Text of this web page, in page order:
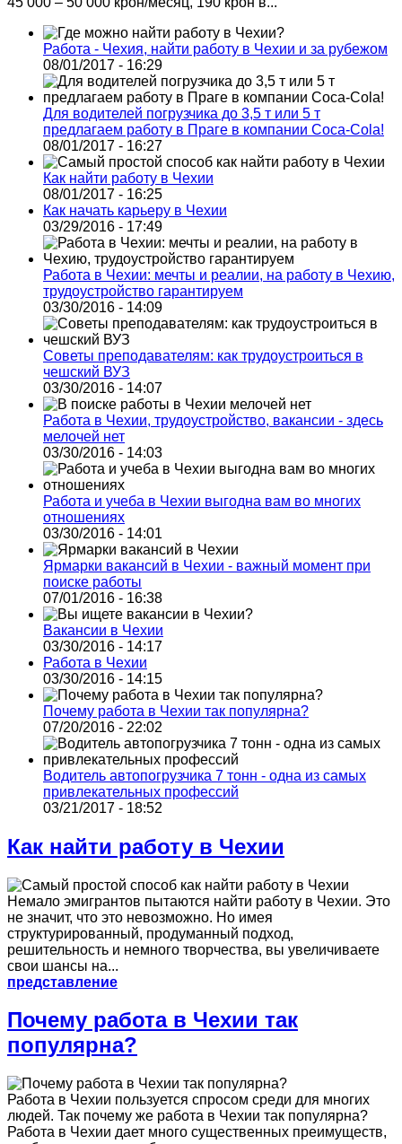
Работа - Чехия, найти работу в Чехии и за рубежом
08/01/2017 - 16:29
Для водителей погрузчика до 3,5 т или 5 т
предлагаем работу в Праге в компании Coca-Cola!
08/01/2017 - 16:27
Как найти работу в Чехии
08/01/2017 - 16:25
Как начать карьеру в Чехии
03/29/2016 - 17:49
Работа в Чехии: мечты и реалии, на работу в Чехию,
трудоустройство гарантируем
03/30/2016 - 14:09
Советы преподавателям: как трудоустроиться в
чешский ВУЗ
03/30/2016 - 14:07
Работа в Чехии, трудоустройство, вакансии - здесь
мелочей нет
03/30/2016 - 14:03
Работа и учеба в Чехии выгодна вам во многих
отношениях
03/30/2016 - 14:01
Ярмарки вакансий в Чехии - важный момент при
поиске работы
07/01/2016 - 16:38
Вакансии в Чехии
03/30/2016 - 14:17
Работа в Чехии
03/30/2016 - 14:15
Почему работа в Чехии так популярна?
07/20/2016 - 22:02
Водитель автопогрузчика 7 тонн - одна из самых
привлекательных профессий
03/21/2017 - 18:52
Как найти работу в Чехии
Немало эмигрантов пытаются найти работу в Чехии. Это
не значит, что это невозможно. Но имея
структурированный, продуманный подход,
решительность и немного творчества, вы увеличиваете
свои шансы на...
представление
Почему работа в Чехии так
популярна?
Работа в Чехии пользуется спросом среди для многих
людей. Так почему же работа в Чехии так популярна?
Работа в Чехии дает много существенных преимуществ,